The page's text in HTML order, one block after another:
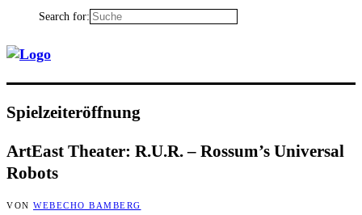
Search for:
Spiel­zeit­er­öff­nung
ArtE­ast Thea­ter: R.U.R. – Rossum’s Uni­ver­sal
Robots
VON WEBECHO BAMBERG